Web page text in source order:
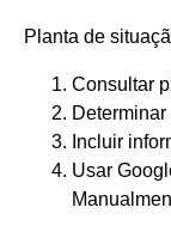
Planta de
Consultar
Determinar
Incluir
Usar